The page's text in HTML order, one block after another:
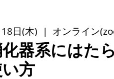
日(木)
  |
オンライン
器系にはた
方